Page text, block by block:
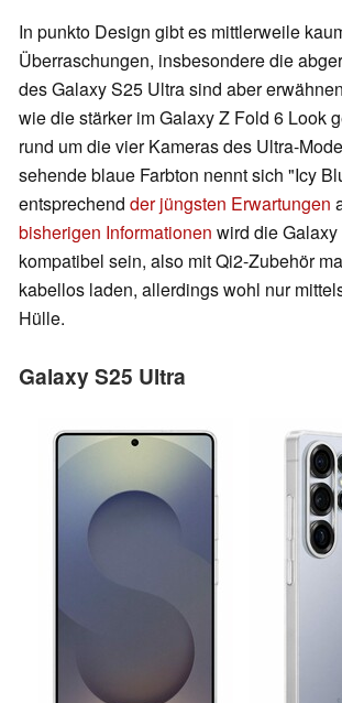
In punkto Design gibt es mittlerweile
Überraschungen, insbesondere die
des Galaxy S25 Ultra sind aber
wie die stärker im Galaxy Z Fold 6 Look
rund um die vier Kameras des Ultra-
sehende blaue Farbton nennt sich "Icy
entsprechend der jüngsten Erwartungen
bisherigen Informationen wird die
kompatibel sein, also mit Qi2-Zubehör
kabellos laden, allerdings wohl nur
Hülle.
Galaxy S25 Ultra